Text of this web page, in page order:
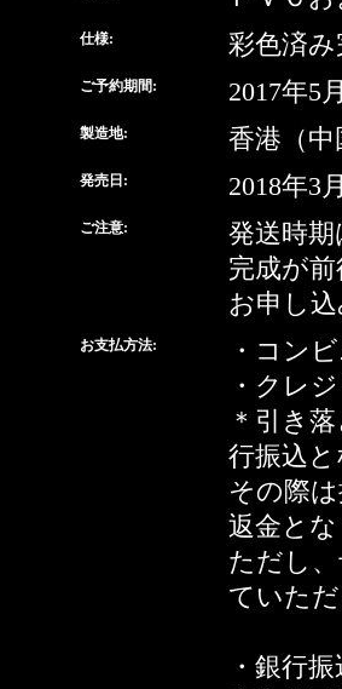
仕様: 彩色済
ご予約期間: 2017年5
製造地: 香港（中
発売日: 2018年3
ご注意:
発送時
完成が
お申し
お支払方法:
・コン
・クレ
＊引き
行振込
その際
返金と
ただし
ていた
・銀行